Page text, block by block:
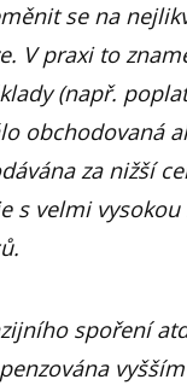
se na
V praxi to
(např.
obchodovaná
za nižší
s velmi
spoření
vyšším